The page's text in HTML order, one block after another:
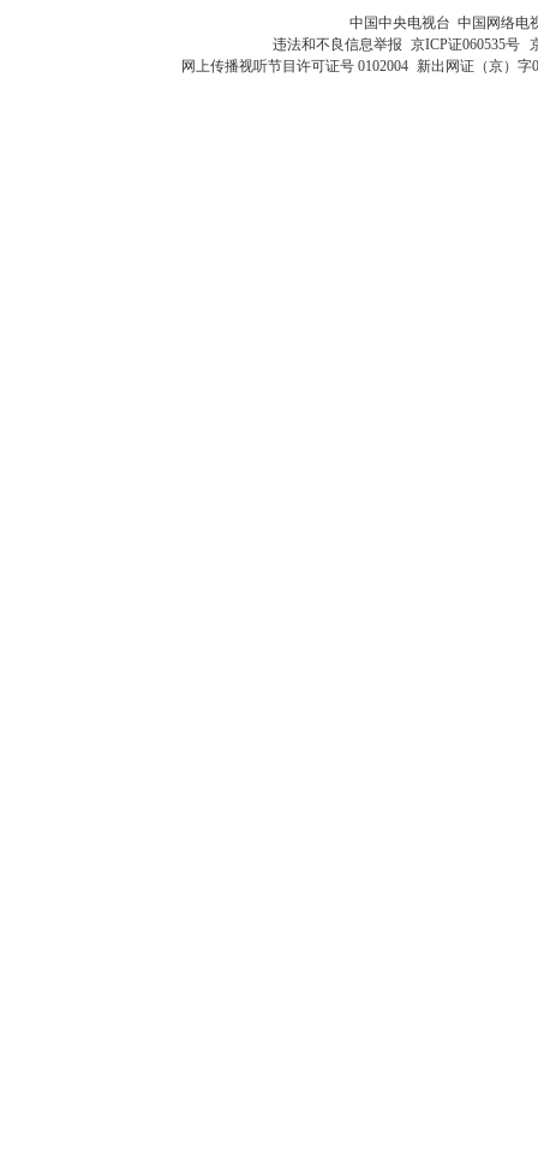
中国中央电视台 中国网络电
违法和不良信息举报 京ICP证060535号
网上传播视听节目许可证号 0102004 新出网证（京）